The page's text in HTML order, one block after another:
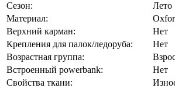
Сезон:
Лето
Материал:
Верхний карман:
Нет
Крепления для палок/ледоруба:
Нет
Возрастная группа:
Встроенный powerbank:
Нет
Свойства ткани: